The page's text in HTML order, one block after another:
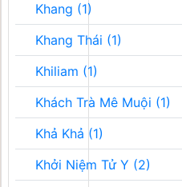
Khang (1)
Khang Thái (1)
Khiliam (1)
Khách Trà Mê Muội (1)
Khả Khả (1)
Khởi Niệm Tử Y (2)